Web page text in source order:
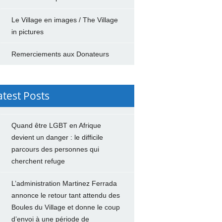
Le Village en images / The Village
in pictures
Remerciements aux Donateurs
Posts
Quand être LGBT en Afrique
devient un danger : le difficile
parcours des personnes qui
cherchent refuge
L’administration Martinez Ferrada
annonce le retour tant attendu des
Boules du Village et donne le coup
d’envoi à une période de